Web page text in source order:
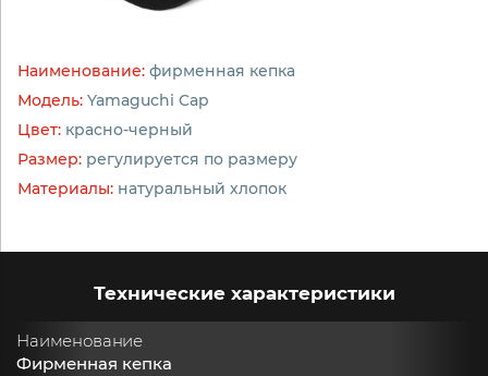
Наименование: фирменная кепка
Модель: Yamaguchi Cap
Цвет: красно-черный
Размер: регулируется по размеру
Материалы: натуральный хлопок
Технические характеристики
Наименование
Фирменная кепка